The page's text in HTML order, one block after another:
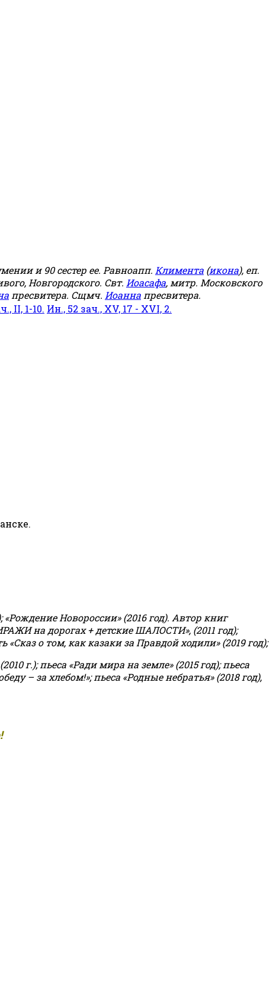
и 90 сестер ее. Равноапп. Климента (икона), еп.
Новгородского. Свт. Иоасафа, митр. Московского
пресвитера. Сщмч. Иоанна пресвитера.
II, 1-10. Ин., 52 зач., XV, 17 - XVI, 2.
Новороссии» (2016 год). Автор книг
на дорогах + детские ШАЛОСТИ», (2011 год);
«Сказ о том, как казаки за Правдой ходили» (2019 год);
г.); пьеса «Ради мира на земле» (2015 год); пьеса
– за хлебом!»;пьеса «Родные небратья» (2018 год),